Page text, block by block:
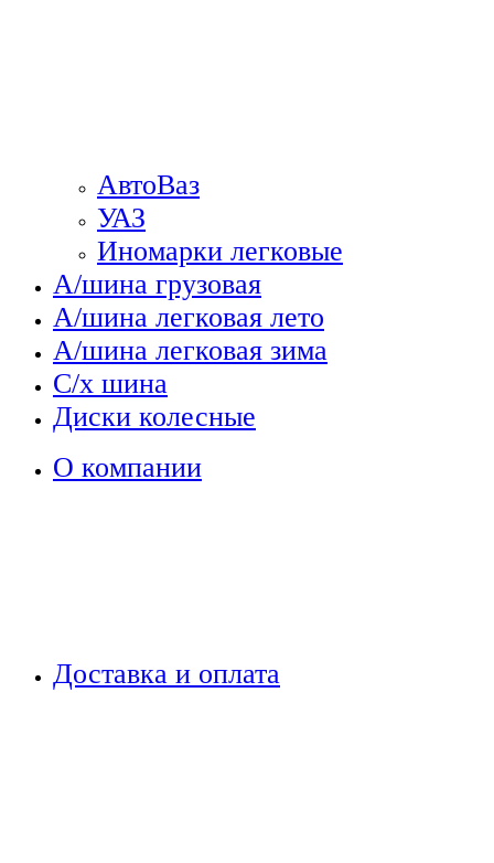
АвтоВаз
УАЗ
Иномарки легковые
А/шина грузовая
А/шина легковая лето
А/шина легковая зима
С/х шина
Диски колесные
О компании
Доставка и оплата